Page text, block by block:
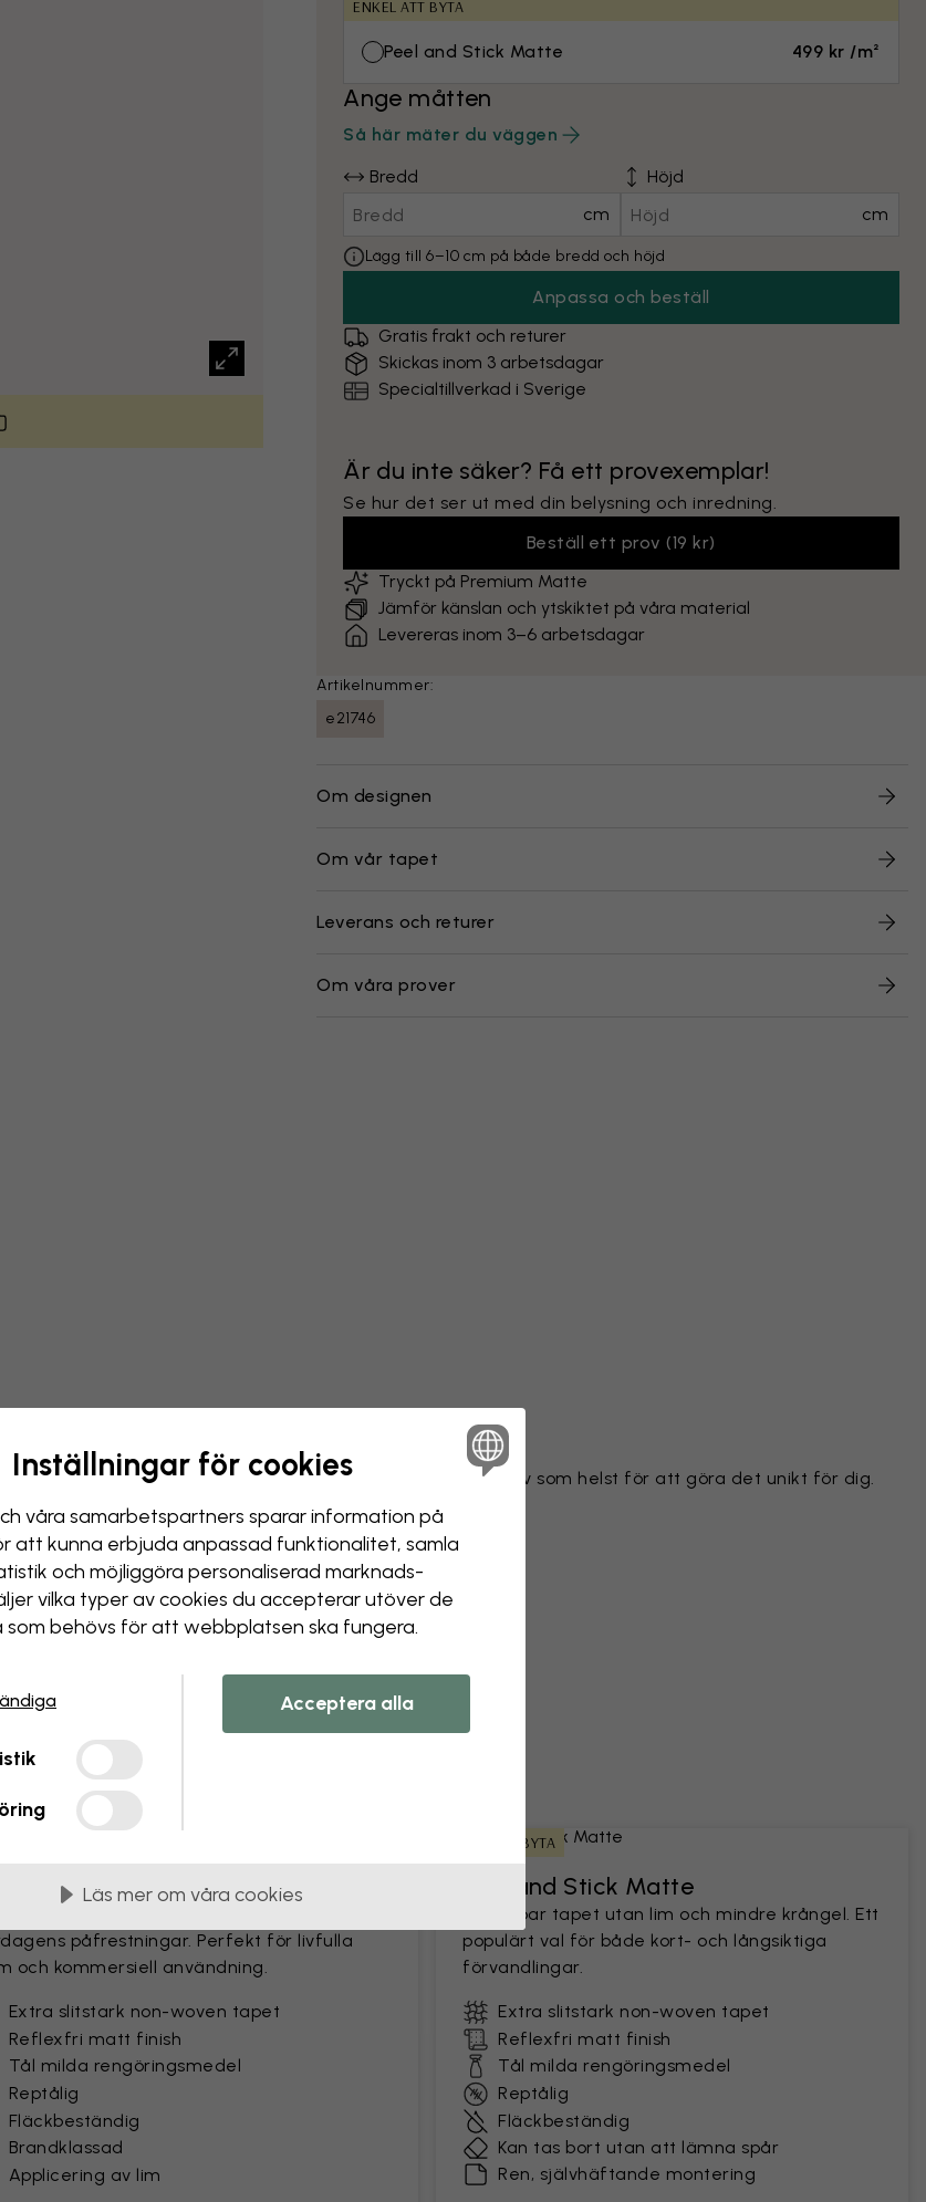
ENKEL ATT BYTA
Peel and Stick Matte 499 kr /m²
Ange måtten
Så här mäter du väggen
Bredd
cm
Höjd
cm
Lägg till 6–10 cm på både bredd och höjd
Anpassa och beställ
Gratis frakt och returer
Skickas inom 3 arbetsdagar
Specialtillverkad i Sverige
Är du inte säker? Få ett provexemplar!
Se hur det ser ut med din belysning och inredning.
Beställ ett prov (19 kr)
Tryckt på Premium Matte
Jämför känslan och ytskiktet på våra material
Levereras inom 3–6 arbetsdagar
Artikelnummer:
e21746
Om designen
Om vår tapet
Leverans och returer
Om våra prover
Förändra din tapet
Vårt designteam kan justera vilket motiv som helst för att göra det unikt för dig.
Ändra storlek eller färger
Lägga till eller ta bort ett objekt
Anpassa en detalj
Skapa din egen tapet från ett foto
Skapa din bildförfrågan
breda våder
Matte
påfrestningar. Perfekt för livfulla
och kommersiell användning.
Extra slitstark non-woven tapet
Reflexfri matt finish
Tål milda rengöringsmedel
Reptålig
Fläckbeständig
Brandklassad
Applicering av lim
ENKEL ATT BYTA
Peel and Stick Matte
En hållbar tapet utan lim och mindre krångel. Ett
populärt val för både kort- och långsiktiga
förvandlingar.
Extra slitstark non-woven tapet
Reflexfri matt finish
Tål milda rengöringsmedel
Reptålig
Fläckbeständig
Kan tas bort utan att lämna spår
Ren, självhäftande montering
Inställningar för cookies
våra samarbets­partners sparar information på
att kunna erbjuda anpassad funktionalitet, samla
och möjliggöra personaliserad marknads­
vilka typer av cookies du accepterar utöver de
som behövs för att webbplatsen ska fungera.
Acceptera alla
Läs mer om våra cookies